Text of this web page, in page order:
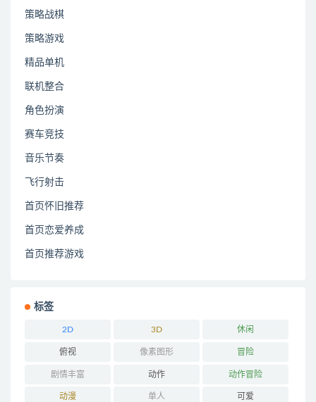
策略战棋
策略游戏
精品单机
联机整合
角色扮演
赛车竞技
音乐节奏
飞行射击
首页怀旧推荐
首页恋爱养成
首页推荐游戏
标签
2D 3D 休闲
俯视 像素图形 冒险
剧情丰富 动作 动作冒险
动漫 单人 可爱